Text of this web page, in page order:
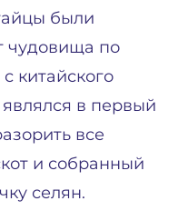
были
чудовища по
китайского
являлся в первый
все
и собранный
селян.